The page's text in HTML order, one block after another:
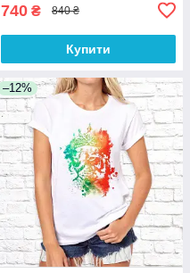
740 ₴ 840 ₴
Купити
–12%